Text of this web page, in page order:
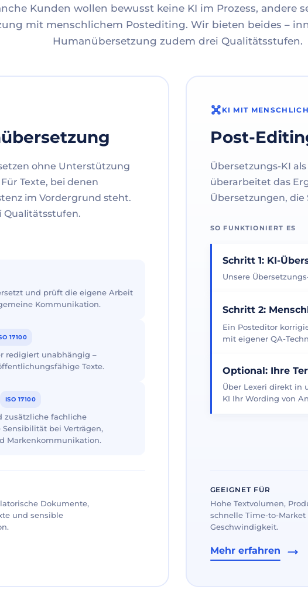
Kunden wollen bewusst keine KI im Prozess, andere
mit menschlichem Postediting. Wir bieten beides –
Humanübersetzung zudem drei Qualitätsstufen.
ohne Unterstützung
Texte, bei denen
im Vordergrund steht.
Qualitätsstufen.
und prüft die eigene Arbeit
Kommunikation.
17100
redigiert unabhängig –
Texte.
ISO 17100
zusätzliche fachliche
bei Verträgen,
Markenkommunikation.
Dokumente,
und sensible
KI MIT
Post-
Übersetzungs-KI
überarbeitet das
Übersetzungen,
SO FUNKTIONIERT ES
Schritt 1: KI-
Unsere
Schritt 2:
Ein Posteditor
mit eigener QA-
Optional: Ihre
Über Lexeri direkt in
KI Ihr Wording von
GEEIGNET FÜR
Hohe Textvolumen,
schnelle Time-to-
Geschwindigkeit.
Mehr erfahren